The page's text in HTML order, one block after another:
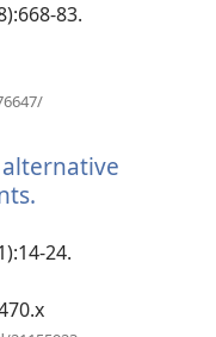
83.
janela)
nova
24.